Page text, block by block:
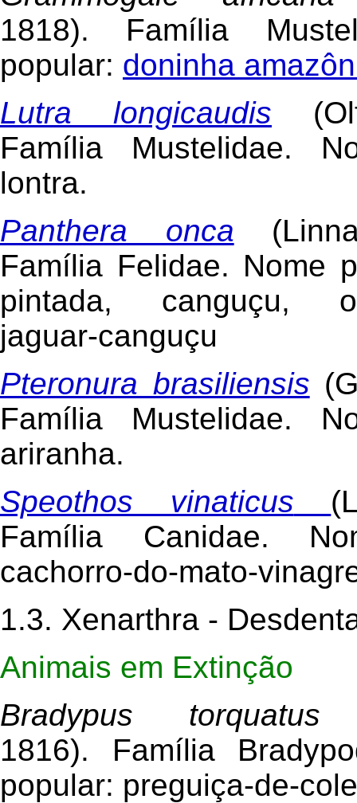
1818). Família
popular: doninha
Lutra longicaudis
Família Mustelidae.
lontra.
Panthera onca
Família Felidae. Nome
pintada, canguçu,
jaguar-canguçu
Pteronura brasiliensis
Família Mustelidae.
ariranha.
Speothos vinaticus
Família Canidae.
cachorro-do-mato-
1.3. Xenarthra -
Animais em Extinção
Bradypus
1816). Família
popular: preguiça-de-